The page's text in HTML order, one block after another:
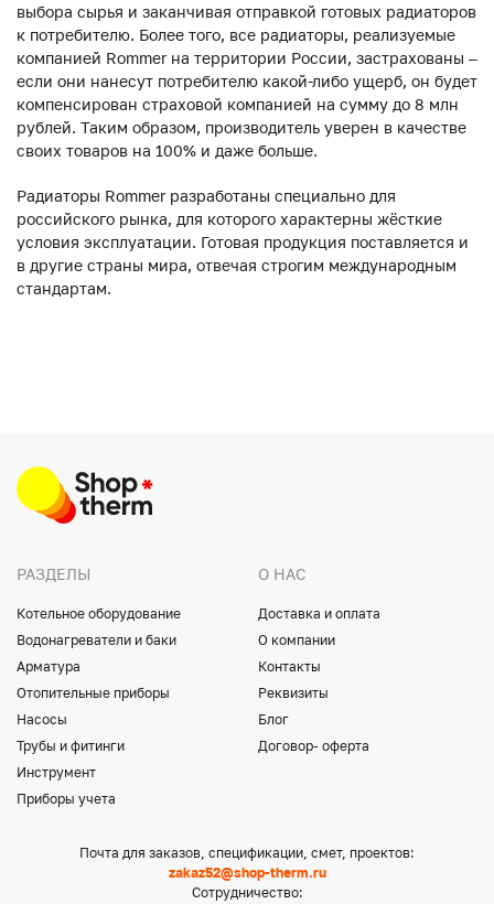
выбора сырья и заканчивая отправкой готовых радиаторов
к потребителю. Более того, все радиаторы, реализуемые
компанией Rommer на территории России, застрахованы –
если они нанесут потребителю какой-либо ущерб, он будет
компенсирован страховой компанией на сумму до 8 млн
рублей. Таким образом, производитель уверен в качестве
своих товаров на 100% и даже больше.
Радиаторы Rommer разработаны специально для
российского рынка, для которого характерны жёсткие
условия эксплуатации. Готовая продукция поставляется и
в другие страны мира, отвечая строгим международным
стандартам.
РАЗДЕЛЫ
Котельное оборудование
Водонагреватели и баки
Арматура
Отопительные приборы
Насосы
Трубы и фитинги
Инструмент
Приборы учета
О НАС
Доставка и оплата
О компании
Контакты
Реквизиты
Блог
Договор- оферта
Почта для заказов, спецификации, смет, проектов:
zakaz52@shop-therm.ru
Сотрудничество: